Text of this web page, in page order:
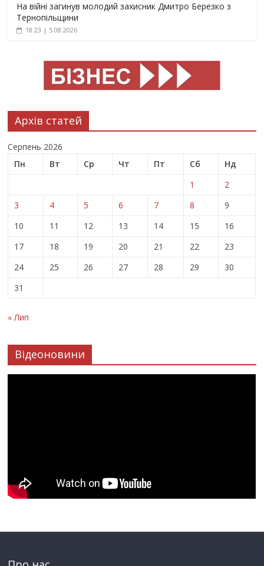
На війні загинув молодий захисник Дмитро Березко з
Тернопільщини
18:23 | 5.08.2026
Архів статей
Серпень 2026
Пн
Вт Ср Чт Пт Сб
Нд
1
2
3
4 5 6 7 8
9
10
11 12 13 14 15
16
17
18 19 20 21 22
23
24
25 26 27 28 29
30
31
« Лип
Відеоновини